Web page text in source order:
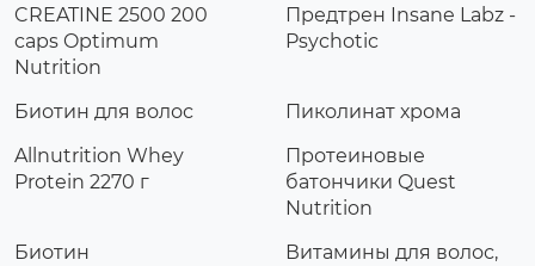
CREATINE 2500 200
caps Optimum
Nutrition
Предтрен Insane Labz -
Psychotic
Биотин для волос
Пиколинат хрома
Allnutrition Whey
Protein 2270 г
Протеиновые
батончики Quest
Nutrition
Биотин
Витамины для волос,